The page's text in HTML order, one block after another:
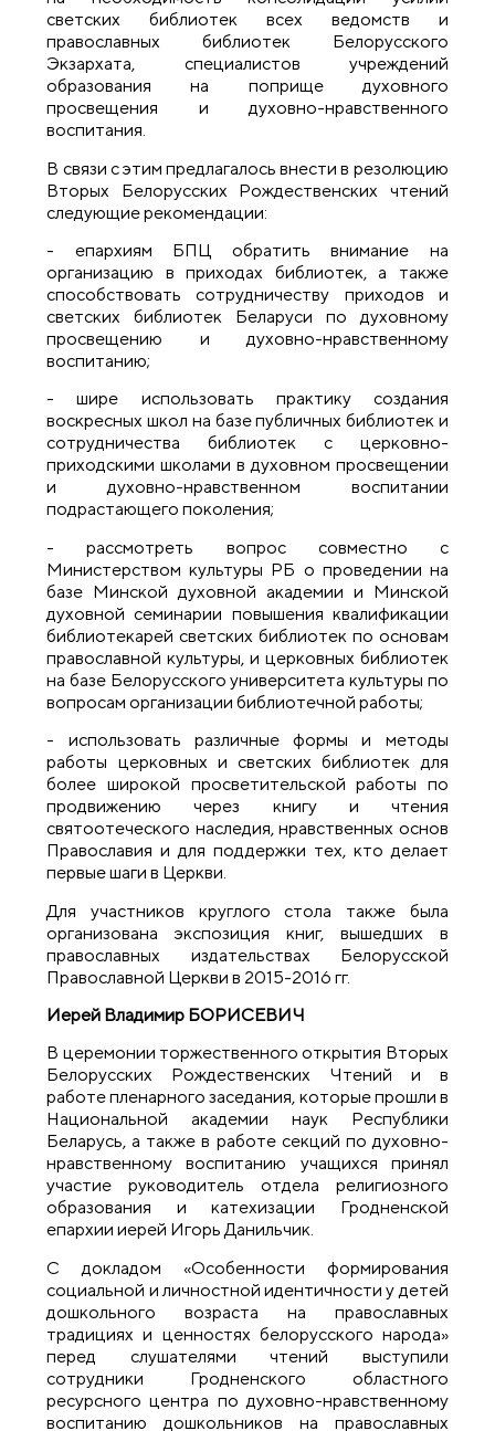
светских библиотек всех ведомств и
православных библиотек Белорусского
Экзархата, специалистов учреждений
образования на поприще духовного
просвещения и духовно-нравственного
воспитания.
В связи с этим предлагалось внести в резолюцию
Вторых Белорусских Рождественских чтений
следующие рекомендации:
- епархиям БПЦ обратить внимание на
организацию в приходах библиотек, а также
способствовать сотрудничеству приходов и
светских библиотек Беларуси по духовному
просвещению и духовно-нравственному
воспитанию;
- шире использовать практику создания
воскресных школ на базе публичных библиотек и
сотрудничества библиотек с церковно-
приходскими школами в духовном просвещении
и духовно-нравственном воспитании
подрастающего поколения;
- рассмотреть вопрос совместно с
Министерством культуры РБ о проведении на
базе Минской духовной академии и Минской
духовной семинарии повышения квалификации
библиотекарей светских библиотек по основам
православной культуры, и церковных библиотек
на базе Белорусского университета культуры по
вопросам организации библиотечной работы;
- использовать различные формы и методы
работы церковных и светских библиотек для
более широкой просветительской работы по
продвижению через книгу и чтения
святоотеческого наследия, нравственных основ
Православия и для поддержки тех, кто делает
первые шаги в Церкви.
Для участников круглого стола также была
организована экспозиция книг, вышедших в
православных издательствах Белорусской
Православной Церкви в 2015-2016 гг.
Иерей Владимир БОРИСЕВИЧ
В церемонии торжественного открытия Вторых
Белорусских Рождественских Чтений и в
работе пленарного заседания, которые прошли в
Национальной академии наук Республики
Беларусь, а также в работе секций по духовно-
нравственному воспитанию учащихся принял
участие руководитель отдела религиозного
образования и катехизации Гродненской
епархии иерей Игорь Данильчик.
С докладом «Особенности формирования
социальной и личностной идентичности у детей
дошкольного возраста на православных
традициях и ценностях белорусского народа»
перед слушателями чтений выступили
сотрудники Гродненского областного
ресурсного центра по духовно-нравственному
воспитанию дошкольников на православных